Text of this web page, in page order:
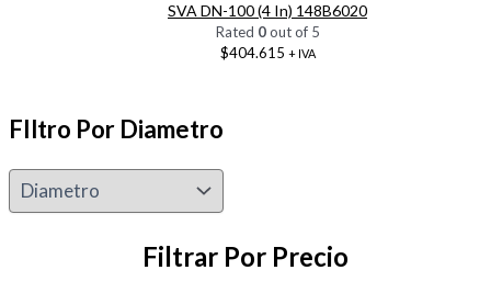
SVA DN-100 (4 In) 148B6020
Rated 0out of 5
$404.615 + IVA
FIltro Por Diametro
Filtrar Por Precio